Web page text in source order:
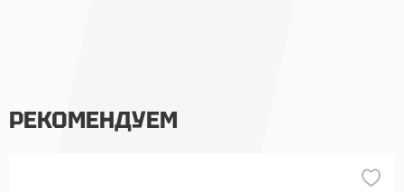
РЕКОМЕНДУЕМ